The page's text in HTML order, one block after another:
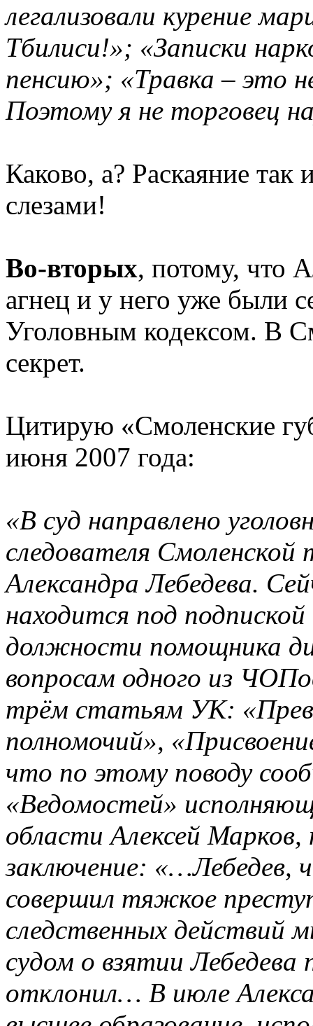
легализовали курение
Тбилиси!»; «Записки
пенсию»; «Травка – это
Поэтому я не торговец
Каково, а? Раскаяние
слезами!
Во-вторых, потому, что
агнец и у него уже были
Уголовным кодексом. В
секрет.
Цитирую «Смоленские
июня 2007 года:
«В суд направлено
следователя
Александра Лебедева.
находится под
должности помощника
вопросам одного из
трём статьям УК:
полномочий»,
что по этому поводу
«Ведомостей»
области Алексей
заключение: «…Лебедев,
совершил тяжкое
следственных действий
судом о взятии
отклонил… В июле